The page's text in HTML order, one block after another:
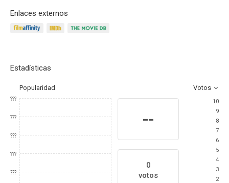
Enlaces externos
Estadísticas
Popularidad Votos
???
???
???
???
???
--
0
votos
10
9
8
7
6
5
4
3
2